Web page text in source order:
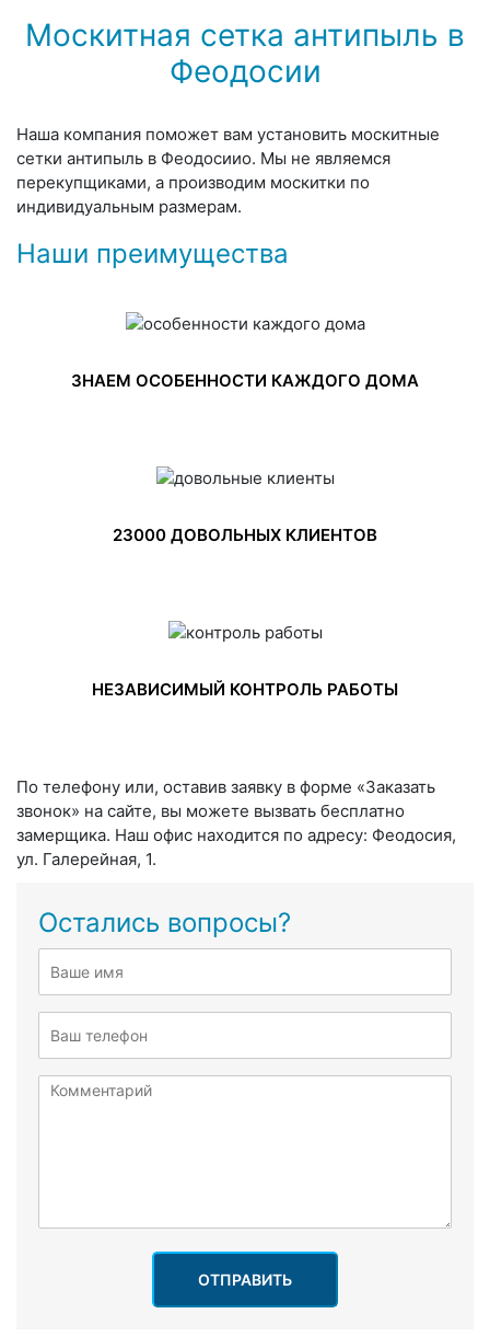
Москитная сетка антипыль в
Феодосии
Наша компания поможет вам установить москитные
сетки антипыль в Феодосиио. Мы не являемся
перекупщиками, а производим москитки по
индивидуальным размерам.
Наши преимущества
ЗНАЕМ ОСОБЕННОСТИ КАЖДОГО ДОМА
23000 ДОВОЛЬНЫХ КЛИЕНТОВ
НЕЗАВИСИМЫЙ КОНТРОЛЬ РАБОТЫ
По телефону или, оставив заявку в форме «Заказать
звонок» на сайте, вы можете вызвать бесплатно
замерщика. Наш офис находится по адресу: Феодосия,
ул. Галерейная, 1.
Остались вопросы?
ОТПРАВИТЬ